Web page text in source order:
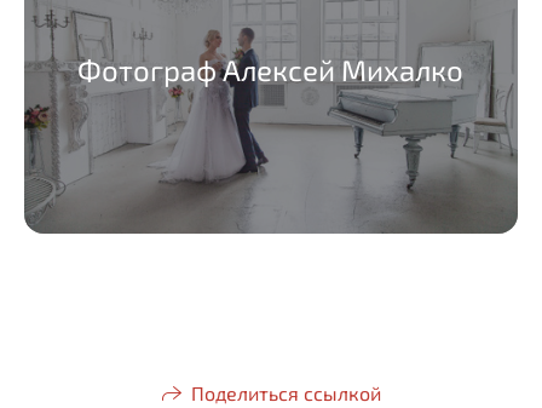
Фотограф Алексей Михалко
Поделиться ссылкой